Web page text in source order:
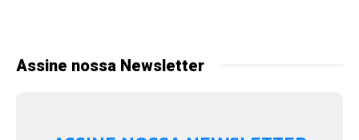
Assine nossa Newsletter